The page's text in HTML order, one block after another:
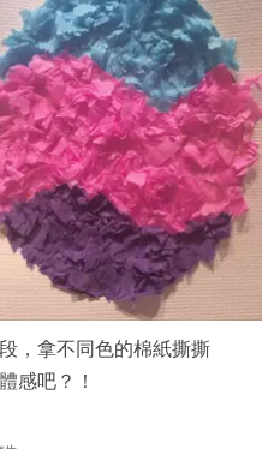
，拿不同色的棉紙撕撕
感吧？！